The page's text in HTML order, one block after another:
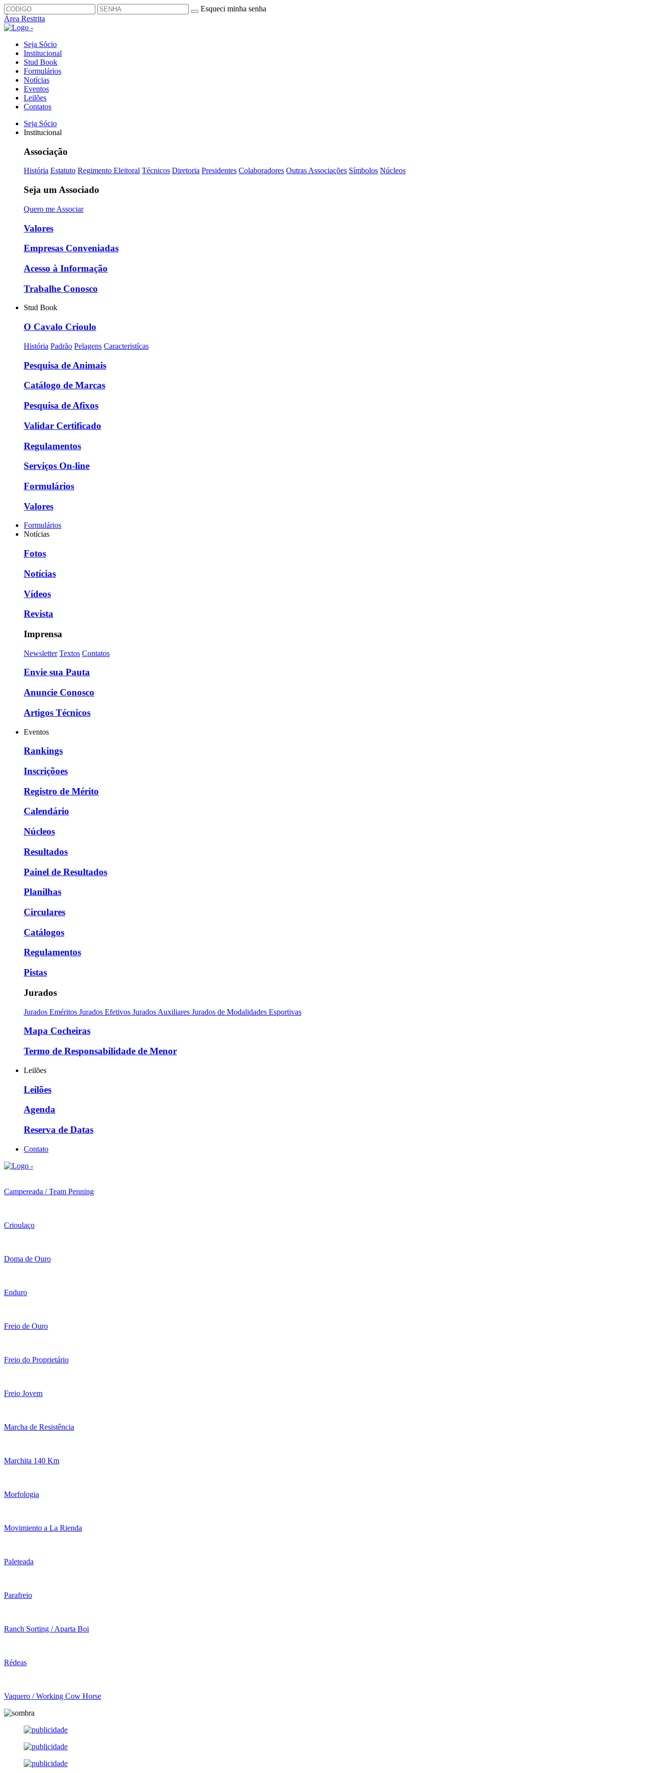
Esqueci minha senha
Área Restrita
Seja Sócio
Institucional
Stud Book
Formulários
Notícias
Eventos
Leilões
Contatos
Seja Sócio
Institucional
Associação
História Estatuto Regimento Eleitoral Técnicos Diretoria Presidentes Colaboradores Outras Associações Símbolos Núcleos
Seja um Associado
Quero me Associar
Valores
Empresas Conveniadas
Acesso à Informação
Trabalhe Conosco
Stud Book
O Cavalo Crioulo
História Padrão Pelagens Caracteristícas
Pesquisa de Animais
Catálogo de Marcas
Pesquisa de Afixos
Validar Certificado
Regulamentos
Serviços On-line
Formulários
Valores
Formulários
Notícias
Fotos
Notícias
Vídeos
Revista
Imprensa
Newsletter Textos Contatos
Envie sua Pauta
Anuncie Conosco
Artigos Técnicos
Eventos
Rankings
Inscriçõoes
Registro de Mérito
Calendário
Núcleos
Resultados
Painel de Resultados
Planilhas
Circulares
Catálogos
Regulamentos
Pistas
Jurados
Jurados Eméritos Jurados Efetivos Jurados Auxiliares Jurados de Modalidades Esportivas
Mapa Cocheiras
Termo de Responsabilidade de Menor
Leilões
Leilões
Agenda
Reserva de Datas
Contato
Campereada / Team Penning
Crioulaço
Doma de Ouro
Enduro
Freio de Ouro
Freio do Proprietário
Freio Jovem
Marcha de Resistência
Marchita 140 Km
Morfologia
Movimiento a La Rienda
Paleteada
Parafreio
Ranch Sorting / Aparta Boi
Rédeas
Vaquero / Working Cow Horse